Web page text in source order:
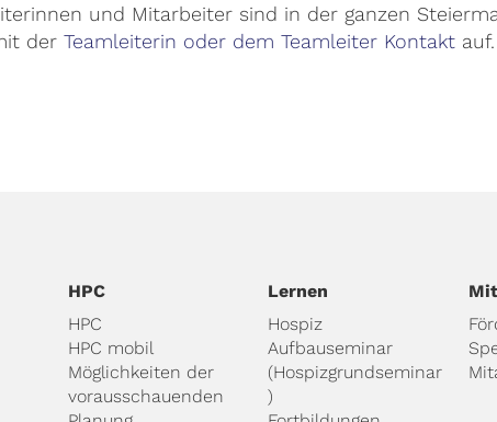
und Mitarbeiter sind in der ganzen
derTeamleiterin oder dem Teamleiter Kontakt auf.
HPC
HPC
HPC mobil
Möglichkeiten der
vorausschauenden
Lernen
Hospiz
Aufbauseminar
(Hospizgrundseminar
)